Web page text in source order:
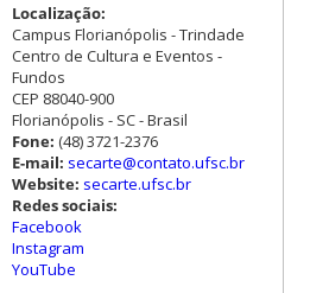
Localização:
Campus Florianópolis - Trindade
Centro de Cultura e Eventos -
Fundos
CEP 88040-900
Florianópolis - SC - Brasil
Fone: (48) 3721-2376
E-mail: secarte@contato.ufsc.br
Website: secarte.ufsc.br
Redes sociais:
Facebook
Instagram
YouTube